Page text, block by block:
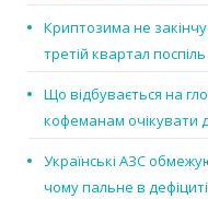
Криптозима не
третій квартал поспіль
Що відбувається на
кофеманам очікувати
Українські АЗС
чому пальне в дефіциті